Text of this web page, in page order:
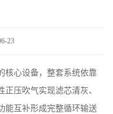
23
核心设备，整套系统依靠
压吹气实现滤芯清灰、
能互补形成完整循环输送